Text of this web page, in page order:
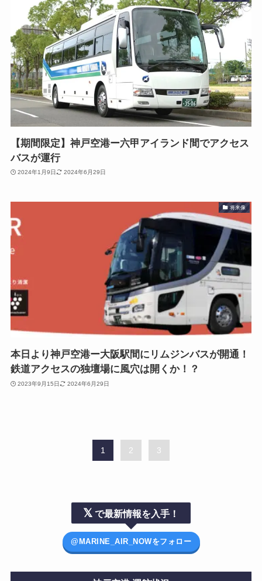
【期間限定】神戸空港ー六甲アイランド間でアクセス
バスが運行
2024年1月9日 2024年6月29日
将来像
本日より神戸空港ー大阪駅間にリムジンバスが開通！
鉄道アクセスの独壇場に風穴は開くか！？
2023年9月15日 2024年6月29日
1 2 3
𝕏 で最新情報を入手！
@MARINE_AIR_NOWをフォロー